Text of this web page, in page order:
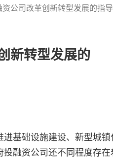
公司改革创新转型发展的指
新转型发展的
础设施建设、新型城镇
融资公司还不同程度存